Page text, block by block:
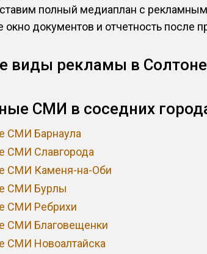
полный медиаплан с
окно документов и отчетность после
виды рекламы в Солтоне
СМИ в соседних
СМИ Барнаула
СМИ Славгорода
СМИ Каменя-на-Оби
СМИ Бурлы
СМИ Ребрихи
СМИ Благовещенки
СМИ Новоалтайска